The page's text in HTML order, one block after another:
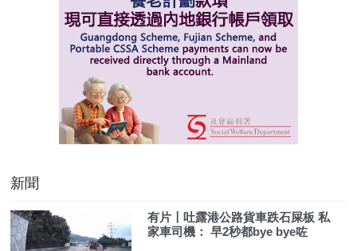
新聞
有片〡吐露港公路貨車跌石屎板 私
家車司機： 早2秒都bye bye咗